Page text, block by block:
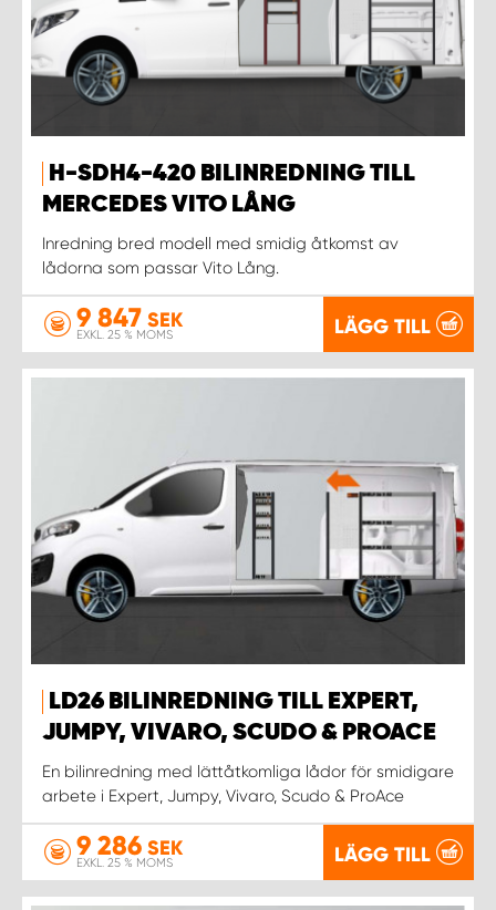
H-SDH4-420 BILINREDNING TILL
MERCEDES VITO LÅNG
Inredning bred modell med smidig åtkomst av
lådorna som passar Vito Lång.
9 847 SEK
EXKL. 25 % MOMS LÄGG TILL
LD26 BILINREDNING TILL EXPERT,
JUMPY, VIVARO, SCUDO & PROACE
En bilinredning med lättåtkomliga lådor för smidigare
arbete i Expert, Jumpy, Vivaro, Scudo & ProAce
9 286 SEK
EXKL. 25 % MOMS LÄGG TILL
WORK SYSTEM VARBERG
WORK SYSTEM VÄRNAMO
WORK SYSTEM VÄXJÖ
WORK SYSTEM ÖREBRO
WORK SYSTEM ÖSTERSUND